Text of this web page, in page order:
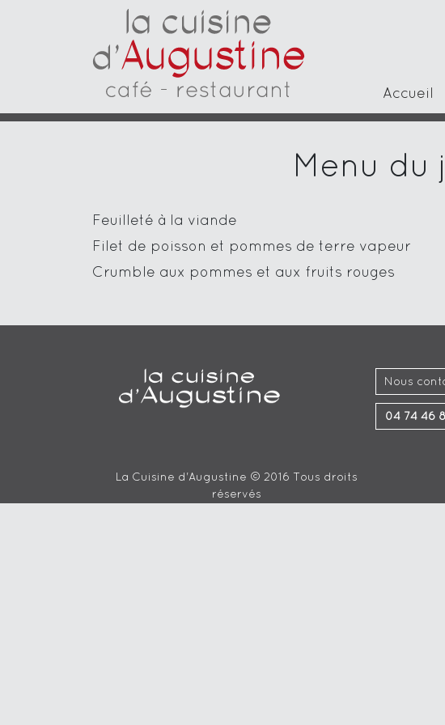
Accueil
Menu du
Feuilleté à la viande
Filet de poisson et pommes de terre vapeur
Crumble aux pommes et aux fruits rouges
Nous
04 74 46
La Cuisine d'Augustine © 2016 Tous droits
réservés